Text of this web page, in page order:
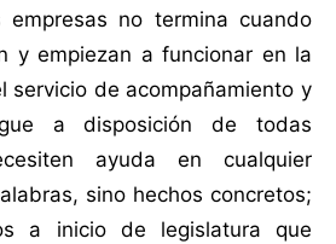
no termina cuando
y empiezan a funcionar en la
servicio de acompañamiento y
a disposición de todas
ayuda en cualquier
sino hechos concretos;
a inicio de legislatura que